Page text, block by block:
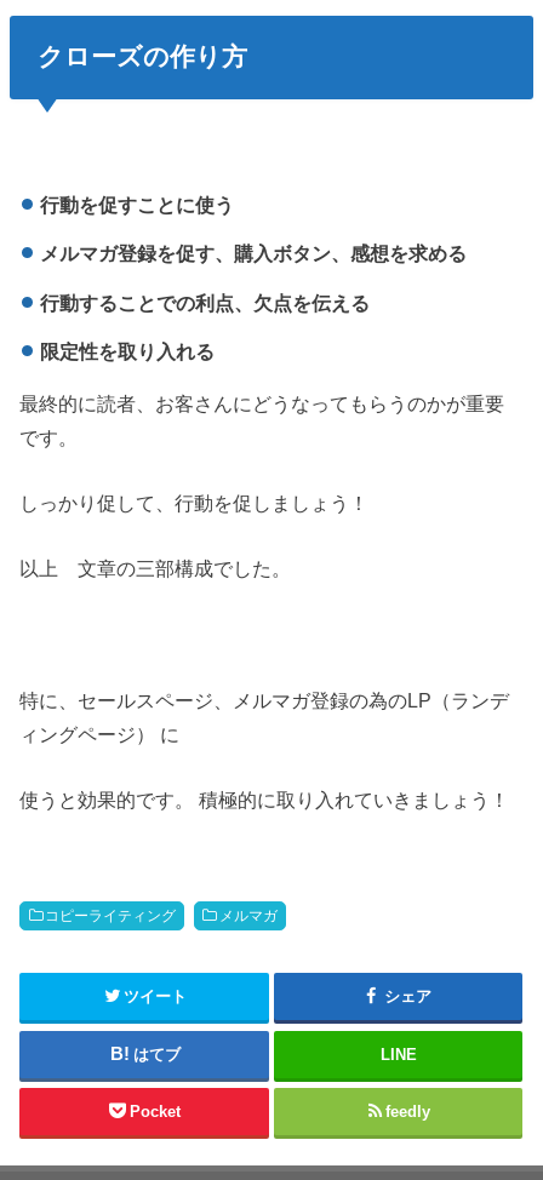
クローズの作り方
行動を促すことに使う
メルマガ登録を促す、購入ボタン、感想を求める
行動することでの利点、欠点を伝える
限定性を取り入れる
最終的に読者、お客さんにどうなってもらうのかが重要
です。
しっかり促して、行動を促しましょう！
以上 文章の三部構成でした。
特に、セールスページ、メルマガ登録の為のLP（ランデ
ィングページ） に
使うと効果的です。 積極的に取り入れていきましょう！
コピーライティング メルマガ
ツイート シェア
はてブ LINE
Pocket feedly